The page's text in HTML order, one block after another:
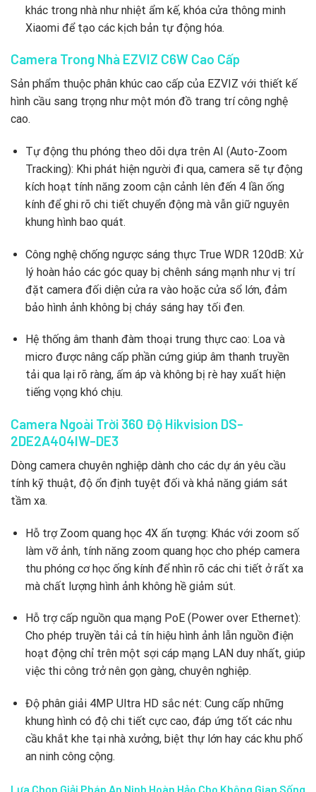
khác trong nhà như nhiệt ẩm kế, khóa cửa thông minh
Xiaomi để tạo các kịch bản tự động hóa.
Camera Trong Nhà EZVIZ C6W Cao Cấp
Sản phẩm thuộc phân khúc cao cấp của EZVIZ với thiết kế
hình cầu sang trọng như một món đồ trang trí công nghệ
cao.
Tự động thu phóng theo dõi dựa trên AI (Auto-Zoom
Tracking): Khi phát hiện người đi qua, camera sẽ tự động
kích hoạt tính năng zoom cận cảnh lên đến 4 lần ống
kính để ghi rõ chi tiết chuyển động mà vẫn giữ nguyên
khung hình bao quát.
Công nghệ chống ngược sáng thực True WDR 120dB: Xử
lý hoàn hảo các góc quay bị chênh sáng mạnh như vị trí
đặt camera đối diện cửa ra vào hoặc cửa sổ lớn, đảm
bảo hình ảnh không bị cháy sáng hay tối đen.
Hệ thống âm thanh đàm thoại trung thực cao: Loa và
micro được nâng cấp phần cứng giúp âm thanh truyền
tải qua lại rõ ràng, ấm áp và không bị rè hay xuất hiện
tiếng vọng khó chịu.
Camera Ngoài Trời 360 Độ Hikvision DS-
2DE2A404IW-DE3
Dòng camera chuyên nghiệp dành cho các dự án yêu cầu
tính kỹ thuật, độ ổn định tuyệt đối và khả năng giám sát
tầm xa.
Hỗ trợ Zoom quang học 4X ấn tượng: Khác với zoom số
làm vỡ ảnh, tính năng zoom quang học cho phép camera
thu phóng cơ học ống kính để nhìn rõ các chi tiết ở rất xa
mà chất lượng hình ảnh không hề giảm sút.
Hỗ trợ cấp nguồn qua mạng PoE (Power over Ethernet):
Cho phép truyền tải cả tín hiệu hình ảnh lẫn nguồn điện
hoạt động chỉ trên một sợi cáp mạng LAN duy nhất, giúp
việc thi công trở nên gọn gàng, chuyên nghiệp.
Độ phân giải 4MP Ultra HD sắc nét: Cung cấp những
khung hình có độ chi tiết cực cao, đáp ứng tốt các nhu
cầu khắt khe tại nhà xưởng, biệt thự lớn hay các khu phố
an ninh công cộng.
Lựa Chọn Giải Pháp An Ninh Hoàn Hảo Cho Không Gian Sống